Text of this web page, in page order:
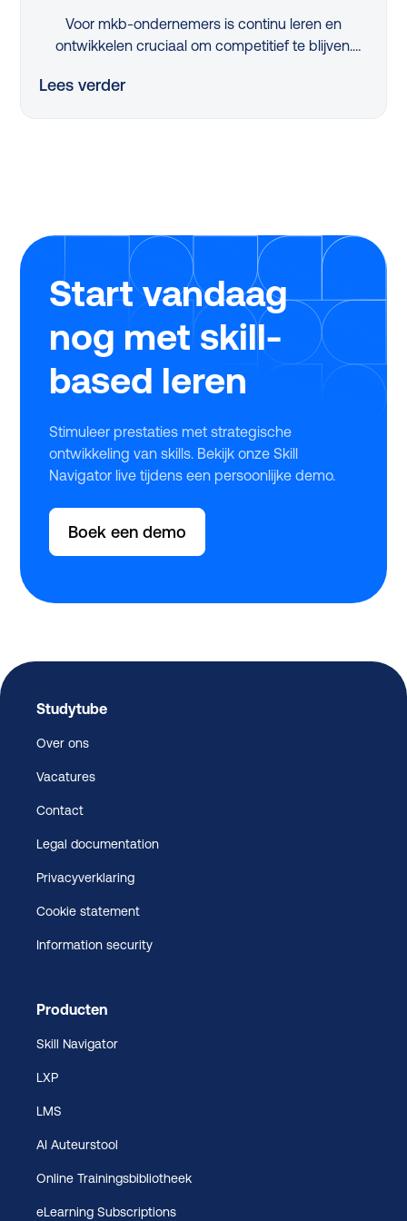
Voor mkb-ondernemers is continu leren en
ontwikkelen cruciaal om competitief te blijven.
flinke uitdaging. Dus, hoe pak je dit slim aan?
stress, snel en eenvoudig gebruikmaakt van deze
regeling.
Lees verder
Start vandaag
nog met skill-
based leren
Stimuleer prestaties met strategische
ontwikkeling van skills. Bekijk onze Skill
Navigator live tijdens een persoonlijke demo.
Boek een demo
Studytube
Over ons
Vacatures
Contact
Legal documentation
Privacyverklaring
Cookie statement
Information security
Producten
Skill Navigator
LXP
LMS
AI Auteurstool
Online Trainingsbibliotheek
eLearning Subscriptions